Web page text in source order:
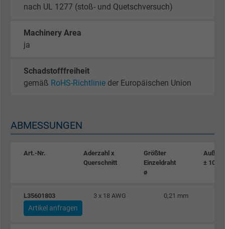
nach UL 1277 (stoß- und Quetschversuch)
Machinery Area
ja
Schadstofffreiheit
gemäß RoHS-Richtlinie der Europäischen Union
ABMESSUNGEN
Art.-Nr.
Aderzahl x
Querschnitt
Größter
Einzeldraht
ø
± 10%
L35601803 3 x 18 AWG 0,21 mm
Artikel anfragen